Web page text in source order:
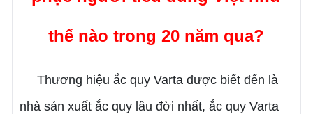
thế nào trong 20 năm qua?
Thương hiệu ắc quy Varta được biết đến là
nhà sản xuất ắc quy lâu đời nhất, ắc quy Varta